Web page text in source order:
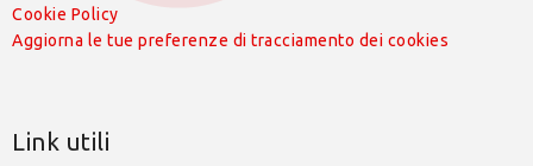
Cookie Policy
Aggiorna le tue preferenze di tracciamento dei cookies
Link utili